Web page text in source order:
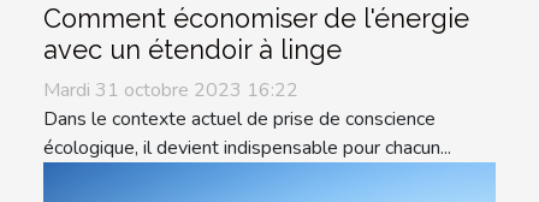
Comment économiser de l'énergie
avec un étendoir à linge
Mardi 31 octobre 2023 16:22
Dans le contexte actuel de prise de conscience
écologique, il devient indispensable pour chacun...